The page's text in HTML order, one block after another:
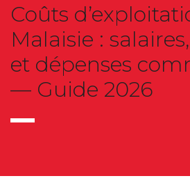
Coûts
Malaisie :
et dépenses
— Guide 2026